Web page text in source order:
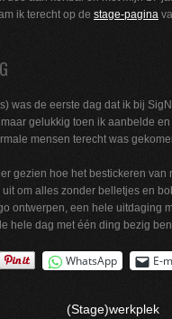
ik terecht op de stage-pagina
was de eerste dag dat ik bij
gelukkig toen ik aanbelde
mensen terecht was
gezien hoe het bestickeren
uit om alles zonder belletjes en
ontwerpen, een hele uitdaging
hele dag met één ding bezig
WhatsApp E-
(Stage)werkplek